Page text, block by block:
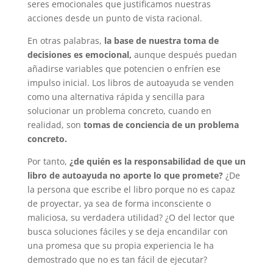
seres emocionales que justificamos nuestras
acciones desde un punto de vista racional.
En otras palabras, la base de nuestra toma de
decisiones es emocional, aunque después puedan
añadirse variables que potencien o enfríen ese
impulso inicial. Los libros de autoayuda se venden
como una alternativa rápida y sencilla para
solucionar un problema concreto, cuando en
realidad, son tomas de conciencia de un problema
concreto.
Por tanto, ¿de quién es la responsabilidad de que un
libro de autoayuda no aporte lo que promete?¿De
la persona que escribe el libro porque no es capaz
de proyectar, ya sea de forma inconsciente o
maliciosa, su verdadera utilidad? ¿O del lector que
busca soluciones fáciles y se deja encandilar con
una promesa que su propia experiencia le ha
demostrado que no es tan fácil de ejecutar?